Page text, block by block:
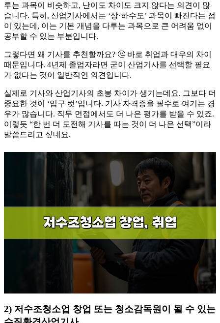
루는 과목이 비슷하고, 난이도 차이도 크지 않다는 의견이 많
습니다. 특히, 산업기사에서는 ‘상·하수도’ 과목이 빠진다는 점
이 있는데, 이는 기본 개념을 다루는 과목으로 큰 어려움 없이
공부할 수 있는 부분입니다.
​그렇다면 왜 기사를 추천할까요? 🤔 바로 취업과 대우의 차이
때문입니다. 4년제 졸업자라면 굳이 산업기사를 선택할 필요
가 없다는 것이 일반적인 의견입니다.
​실제로 기사와 산업기사의 초봉 차이가 생기는데요. 그보다 더
중요한 것이 ‘입구 컷’입니다. 기사 자격증을 필수로 여기는 경
우가 많습니다. 직무 면접에서도 더 나은 평가를 받을 수 있죠.
이렇듯 “한 번 더 도전해 기사를 따는 것이 더 나은 선택”이라
말씀드리고 싶네요.
2) 저수조청소업 창업 또는 청소감독원이 될 수 있는